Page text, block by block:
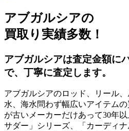
アブガルシアの
買取り実績多数！
アブガルシアは査定金額に
で、丁寧に査定します。
アブガルシアのロッド、リール
水、海水問わず幅広いアイテム
が古いメーカーだけあって30年
サダー」シリーズ、「カーディ